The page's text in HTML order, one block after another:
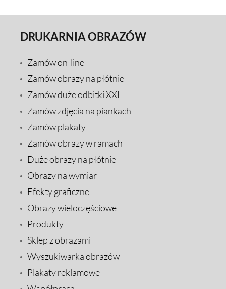
DRUKARNIA OBRAZÓW
Zamów on-line
Zamów obrazy na płótnie
Zamów duże odbitki XXL
Zamów zdjęcia na piankach
Zamów plakaty
Zamów obrazy w ramach
Duże obrazy na płótnie
Obrazy na wymiar
Efekty graficzne
Obrazy wieloczęściowe
Produkty
Sklep z obrazami
Wyszukiwarka obrazów
Plakaty reklamowe